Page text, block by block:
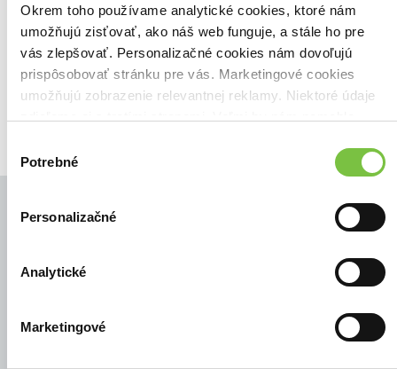
Okrem toho používame analytické cookies, ktoré nám
umožňujú zisťovať, ako náš web funguje, a stále ho pre
vás zlepšovať. Personalizačné cookies nám dovoľujú
prispôsobovať stránku pre vás. Marketingové cookies
umožňujú zobrazenie relevantnej reklamy. Niektoré údaje
súhlasu
Potrebné
Personalizačné
Analytické
Marketingové
Zoradiť podľa:
Filtrovať